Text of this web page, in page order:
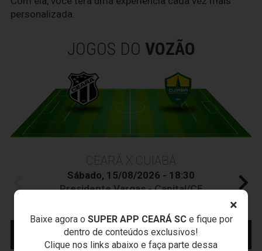
×
Baixe agora o SUPER APP CEARÁ SCe fique por
dentro de conteúdos exclusivos!
Clique nos links abaixo e faça parte dessa
personalizada.
JOGOS DO VOZÃO
CEARÁ X CUIABÁ
Sábado, 15/08/2026 - 18:30
Presidente Vargas - Capital/CE
Campeonato Brasileiro • 2º Turno • 22 ª Rodada
MAIS INFORMAÇÕES
COMPRE AQUI SEU
INGRESSO